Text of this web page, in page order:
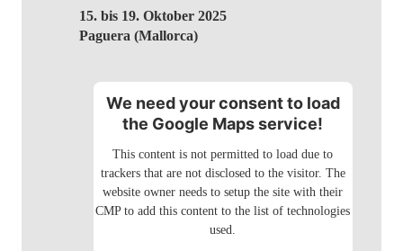
15. bis 19. Oktober 2025
Paguera (Mallorca)
We need your consent to load
the Google Maps service!
This content is not permitted to load due to
trackers that are not disclosed to the visitor. The
website owner needs to setup the site with their
CMP to add this content to the list of technologies
used.